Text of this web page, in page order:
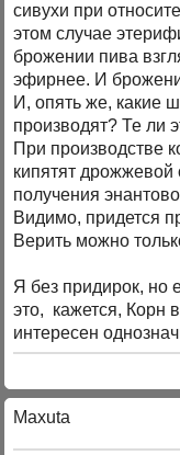
сивухи при
этом случае
брожении пива
эфирнее. И
И, опять же, какие
производят? Те ли
При производстве
кипятят дрожжевой
получения
Видимо, придется
Верить можно
Я без придирок, но
это, кажется, Корн
интересен
Maxuta